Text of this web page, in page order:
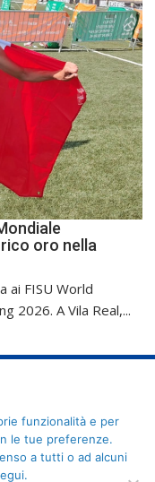
oro nella
ai FISU World
2026. A Vila Real,...
Universitario - Via
80109270589
funzionalità e per
le tue preferenze.
a tutti o ad alcuni